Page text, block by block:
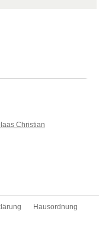
Christian
Hausordnung